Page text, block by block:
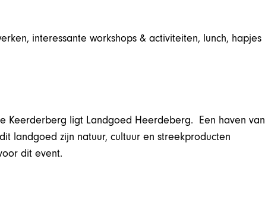
interessante workshops & activiteiten, lunch, hapjes
Keerderberg ligt Landgoed Heerdeberg. Een haven van
landgoed zijn natuur, cultuur en streekproducten
dit event.